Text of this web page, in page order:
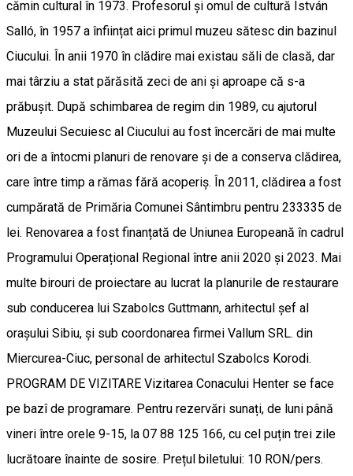
cămin cultural în 1973. Profesorul și omul de cultură István
Salló, în 1957 a înființat aici primul muzeu sătesc din bazinul
Ciucului. În anii 1970 în clădire mai existau săli de clasă, dar
mai târziu a stat părăsită zeci de ani și aproape că s-a
prăbușit. După schimbarea de regim din 1989, cu ajutorul
Muzeului Secuiesc al Ciucului au fost încercări de mai multe
ori de a întocmi planuri de renovare și de a conserva clădirea,
care între timp a rămas fără acoperiș. În 2011, clădirea a fost
cumpărată de Primăria Comunei Sântimbru pentru 233335 de
lei. Renovarea a fost finanțată de Uniunea Europeană în cadrul
Programului Operațional Regional între anii 2020 și 2023. Mai
multe birouri de proiectare au lucrat la planurile de restaurare
sub conducerea lui Szabolcs Guttmann, arhitectul șef al
orașului Sibiu, și sub coordonarea firmei Vallum SRL. din
Miercurea-Ciuc, personal de arhitectul Szabolcs Korodi.
PROGRAM DE VIZITARE Vizitarea Conacului Henter se face
pe bazî de programare. Pentru rezervări sunați, de luni până
vineri între orele 9-15, la 07 88 125 166, cu cel puțin trei zile
lucrătoare înainte de sosire. Prețul biletului: 10 RON/pers.